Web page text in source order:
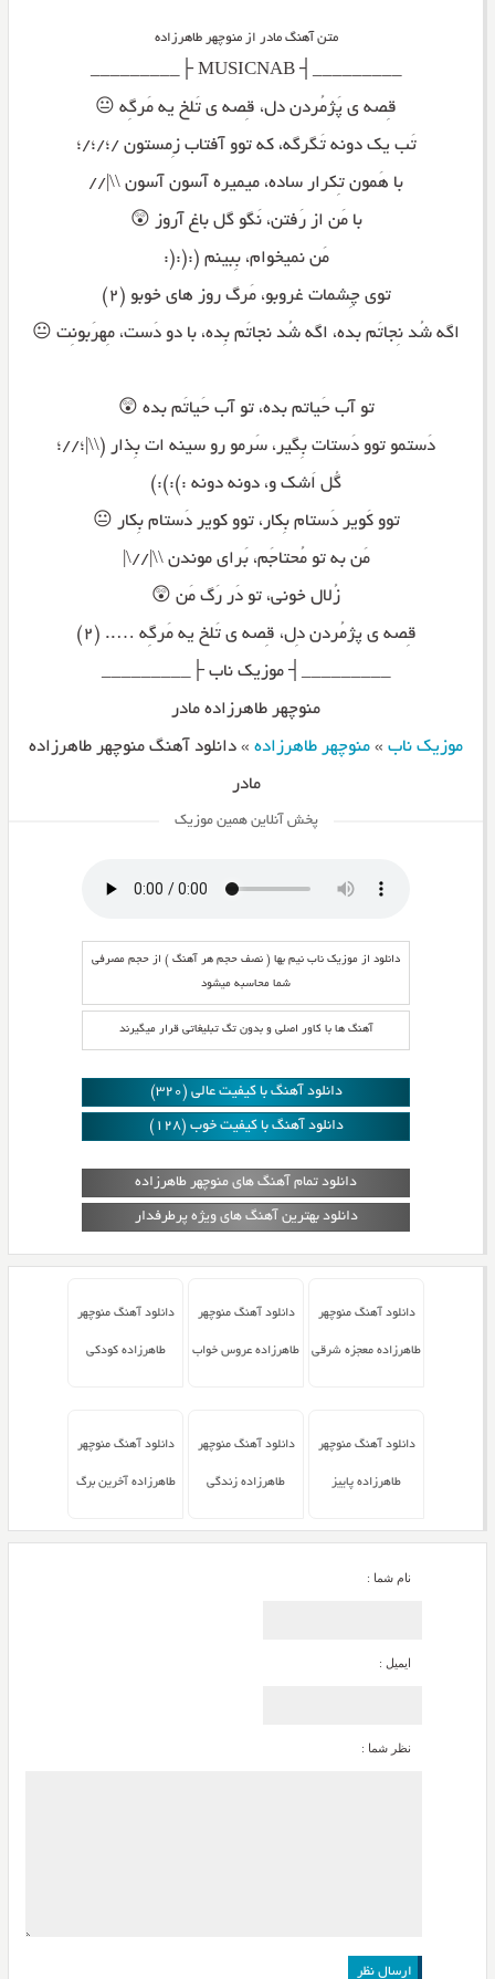
متن آهنگ مادر از منوچهر طاهرزاده
_________┤ MUSICNAB ├_________
قِصه ی پَژمُردن دل، قِصه ی تَلخ یه مَرگِه 😐
تَب یک دونه تَگرگه، که توو آفتاب زِمستون /؛/؛/؛
با هَمون تِکرار ساده، میمیره آسون آسون \\|//
با مَن از رَفتن، نَگو گل باغ آروز 😲
مَن نمیخوام، بِبینم (:(:(:
توی چِشمات غروبو، مَرگ روز های خوبو (۲)
اگه شُد نِجاتَم بده، اگه شُد نجاتَم بِده، با دو دَست، مِهرَبونِت 😐
تو آب حَیاتم بده، تو آب حَیاتَم بده 😲
دَستمو توو دَستات بِگیر، سَرمو رو سینه ات بِذار (\\|؛//؛
گُل اَشک و، دونه دونه :):):)
توو کَویر دَستام بِکار، توو کویر دَستام بِکار 😐
مَن به تو مُحتاجَم، بَرای موندن \\|//\|
زُلال خونی، تو دَر رَگ مَن 😲
قِصه ی پژمُردن دِل، قِصه ی تَلخ یه مَرگِه ….. (۲)
_________┤ موزیک ناب ├_________
منوچهر طاهرزاده مادر
موزیک ناب» منوچهر طاهرزاده» دانلود آهنگ منوچهر طاهرزاده
مادر
پخش آنلاین همین موزیک
دانلود از موزیک ناب نیم بها ( نصف حجم هر آهنگ ) از حجم مصرفی
شما محاسبه میشود
آهنگ ها با کاور اصلی و بدون تگ تبلیغاتی قرار میگیرند
دانلود آهنگ با کیفیت عالی (320)
دانلود آهنگ با کیفیت خوب (128)
دانلود تمام آهنگ های منوچهر طاهرزاده
دانلود بهترین آهنگ های ویژه پرطرفدار
دانلود آهنگ منوچهر
طاهرزاده معجزه شرقی
دانلود آهنگ منوچهر
طاهرزاده عروس خواب
دانلود آهنگ منوچهر
طاهرزاده کودکی
دانلود آهنگ منوچهر
طاهرزاده پاییز
دانلود آهنگ منوچهر
طاهرزاده زندگی
دانلود آهنگ منوچهر
طاهرزاده آخرین برگ
نام شما :
ایمیل :
نظر شما :